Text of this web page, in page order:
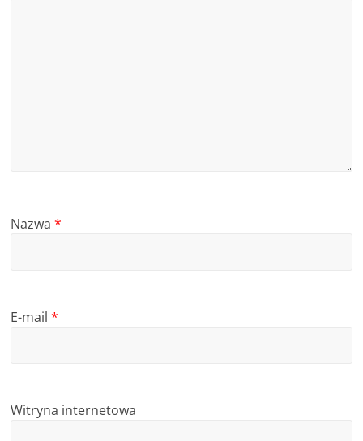
Nazwa*
E-mail*
Witryna internetowa